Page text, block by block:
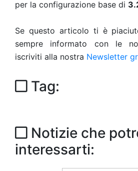
per la configurazione base di
Se questo articolo ti è
sempre informato con le
iscriviti alla nostra Newsletter
Tag:
Notizie che
interessarti: